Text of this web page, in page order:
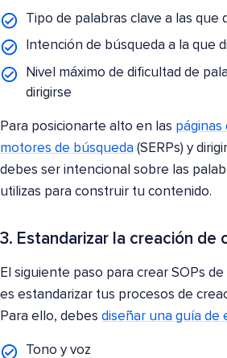
Tipo de palabras clave a las que
Intención de búsqueda a la que
Nivel máximo de dificultad de
dirigirse
Para posicionarte alto en las páginas
motores de búsqueda (SERPs) y
debes ser intencional sobre las
utilizas para construir tu contenido.
3. Estandarizar la creación de
El siguiente paso para crear SOPs
es estandarizar tus procesos de
Para ello, debes diseñar una guía de
Tono y voz